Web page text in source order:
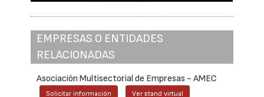
EMPRESAS O ENTIDADES
RELACIONADAS
Asociación Multisectorial de Empresas - AMEC
Solicitar información Ver stand virtual